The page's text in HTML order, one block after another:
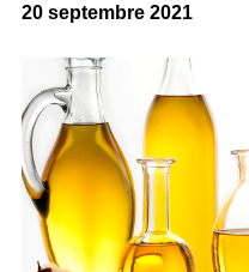
20 septembre 2021